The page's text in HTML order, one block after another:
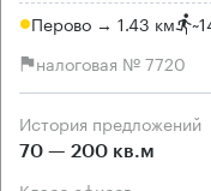
Перово → 1.43 км ~
налоговая № 7720
История предложений
70 — 200 кв.м